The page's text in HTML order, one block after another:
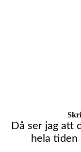
Då ser jag att
hela tiden